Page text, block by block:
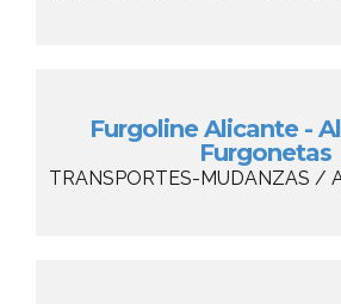
Furgoline Alicante -
Furgonetas
TRANSPORTES-MUDANZAS /